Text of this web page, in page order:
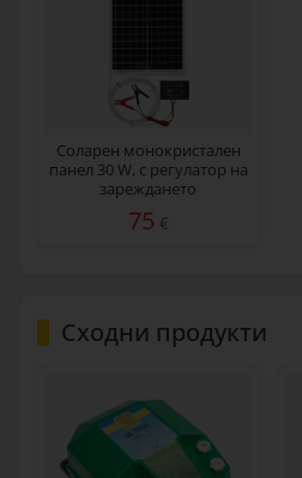
Соларен монокристален
панел 30 W, с регулатор на
зареждането
75 €
Сходни продукти